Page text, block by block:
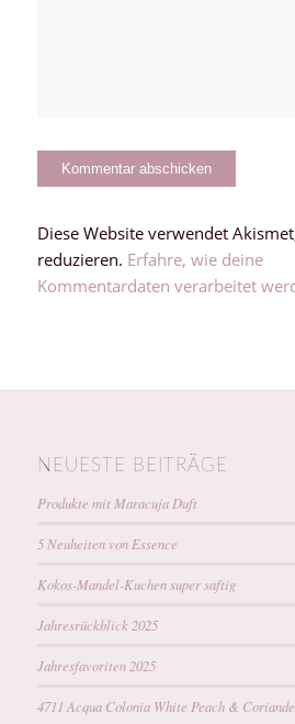
Diese Website verwendet
reduzieren. Erfahre, wie deine
Kommentardaten verarbeitet
NEUESTE BEITRÄGE
Produkte mit Maracuja Duft
5 Neuheiten von Essence
Kokos-Mandel-Kuchen super saftig
Jahresrückblick 2025
Jahresfavoriten 2025
4711 Acqua Colonia White Peach &